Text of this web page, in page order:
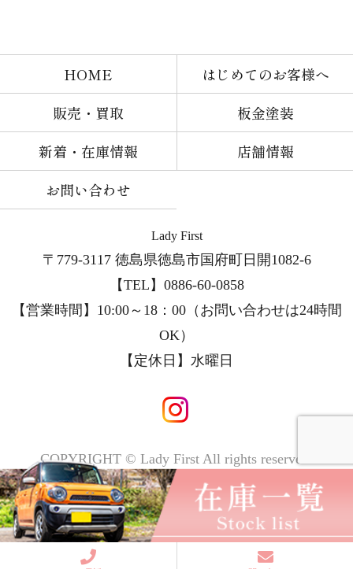
HOME
はじめてのお客様へ
販売・買取
板金塗装
新着・在庫情報
店舗情報
お問い合わせ
Lady First
〒779-3117 徳島県徳島市国府町日開1082-6
【TEL】0886-60-0858
【営業時間】10:00～18：00（お問い合わせは24時間
OK）
【定休日】 水曜日
COPYRIGHT © Lady First All rights reserved.